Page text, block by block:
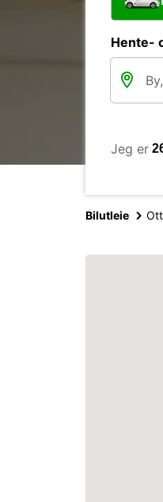
Hente-
Jeg er
Bilutleie